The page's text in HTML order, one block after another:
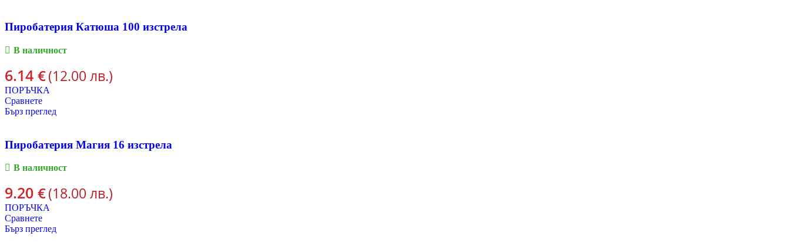
Пиробатерия Катюша 100 изстрела
В наличност
6.14 €(12.00 лв.)
ПОРЪЧКА
Сравнете
Бърз преглед
Пиробатерия Магия 16 изстрела
В наличност
9.20 €(18.00 лв.)
ПОРЪЧКА
Сравнете
Бърз преглед